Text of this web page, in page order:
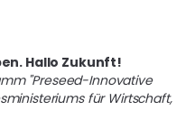
Hallo Zukunft!
"Preseed-Innovative
für Wirtschaft,